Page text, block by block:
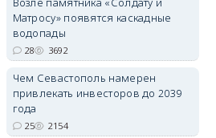
Путин провёл крупнейшие
кадровые перестановки в
руководстве Вооружённых
Сил
Сменились командующие
группировками, глава тыла и
Матросу» появятся каскадные
водопады
28 3692
Чем Севастополь намерен
привлекать инвесторов до 2039
года
25 2154